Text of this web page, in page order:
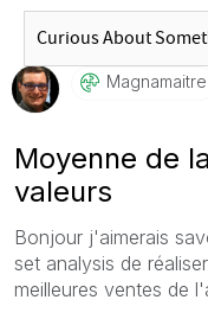
Magnamaitre
Moyenne de
valeurs
Bonjour j'aimerais
set analysis de
meilleures ventes de